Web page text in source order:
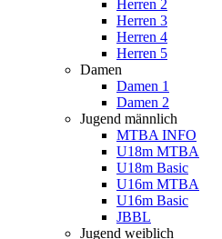
Herren 2
Herren 3
Herren 4
Herren 5
Damen
Damen 1
Damen 2
Jugend männlich
MTBA INFO
U18m MTBA
U18m Basic
U16m MTBA
U16m Basic
JBBL
Jugend weiblich